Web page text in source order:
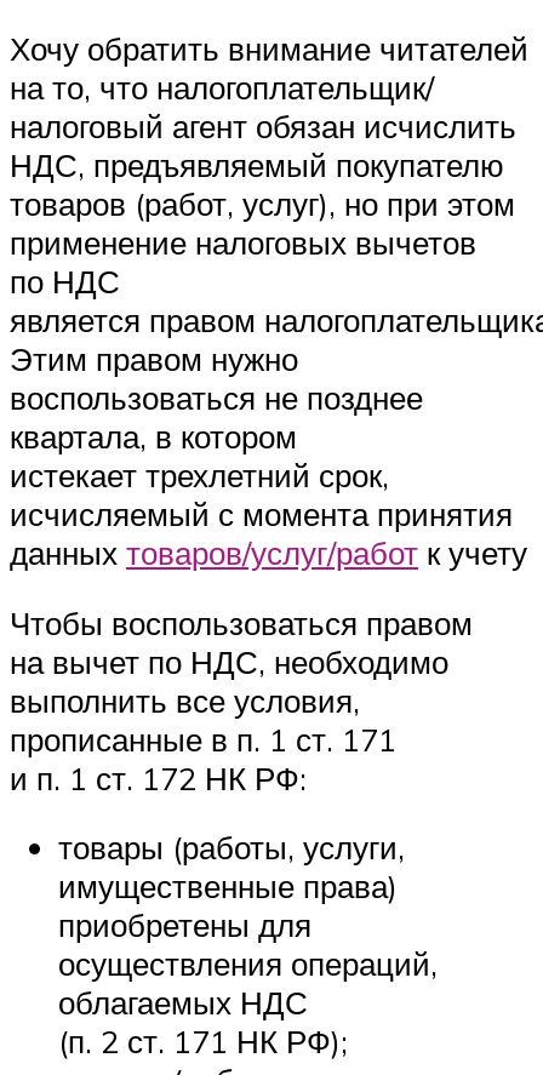
Хочу обратить внимание читателей
на то, что налогоплательщик/
налоговый агент обязан исчислить
НДС, предъявляемый покупателю
товаров (работ, услуг), но при этом
применение налоговых вычетов
по НДС
является правом
Этим правом нужно
воспользоваться не позднее
квартала, в котором
истекает трехлетний срок,
исчисляемый с момента принятия
данных товаров/услуг/работ к учету
Чтобы воспользоваться правом
на вычет по НДС, необходимо
выполнить все условия,
прописанные в п. 1 ст. 171
и п. 1 ст. 172 НК РФ:
товары (работы, услуги,
имущественные права)
приобретены для
осуществления операций,
облагаемых НДС
(п. 2 ст. 171 НК РФ);